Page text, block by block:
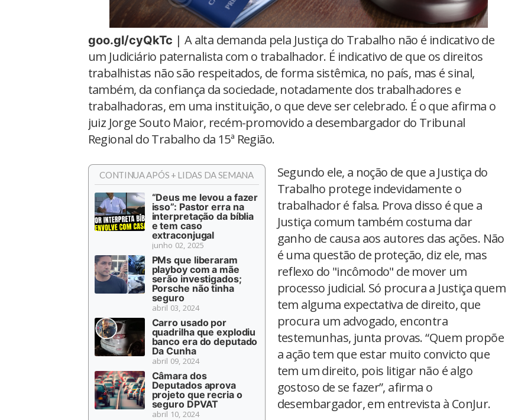
goo.gl/cyQkTc | A alta demanda pela Justiça do Trabalho não é indicativo de
um Judiciário paternalista com o trabalhador. É indicativo de que os direitos
trabalhistas não são respeitados, de forma sistêmica, no país, mas é sinal,
também, da confiança da sociedade, notadamente dos trabalhadores e
trabalhadoras, em uma instituição, o que deve ser celebrado. É o que afirma o
juiz Jorge Souto Maior, recém-promovido a desembargador do Tribunal
Regional do Trabalho da 15ª Região.
CONTINUA APÓS + LIDAS DA SEMANA
“Deus me levou a fazer
isso”: Pastor erra na
interpretação da bíblia
e tem caso
extraconjugal
junho 02, 2025
PMs que liberaram
playboy com a mãe
serão investigados;
Porsche não tinha
seguro
abril 03, 2024
Carro usado por
quadrilha que explodiu
banco era do deputado
Da Cunha
abril 09, 2024
Câmara dos
Deputados aprova
projeto que recria o
seguro DPVAT
abril 10, 2024
Segundo ele, a noção de que a Justiça do
Trabalho protege indevidamente o
trabalhador é falsa. Prova disso é que a
Justiça comum também costuma dar
ganho de causa aos autores das ações. Não
é uma questão de proteção, diz ele, mas
reflexo do "incômodo" de mover um
processo judicial. Só procura a Justiça quem
tem alguma expectativa de direito, que
procura um advogado, encontra
testemunhas, junta provas. “Quem propõe
a ação tem que estar muito convicto que
tem um direito, pois litigar não é algo
gostoso de se fazer”, afirma o
desembargador, em entrevista à ConJur.